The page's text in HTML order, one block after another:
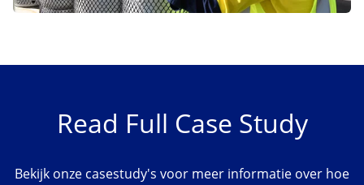
Read Full Case Study
Bekijk onze casestudy's voor meer informatie over hoe